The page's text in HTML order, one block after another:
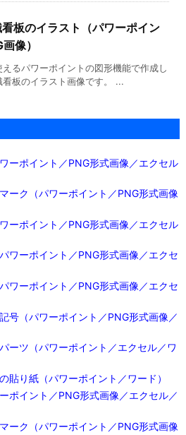
板のイラスト（パワーポイン
像）
えるパワーポイントの図形機能で作成し
看板のイラスト画像です。 ...
ーポイント／PNG形式画像／エクセル
ーク（パワーポイント／PNG形式画像
ーポイント／PNG形式画像／エクセル
ワーポイント／PNG形式画像／エクセ
ワーポイント／PNG形式画像／エクセ
号（パワーポイント／PNG形式画像／
ーツ（パワーポイント／エクセル／ワ
貼り紙（パワーポイント／ワード）
ポイント／PNG形式画像／エクセル／
ーク（パワーポイント／PNG形式画像